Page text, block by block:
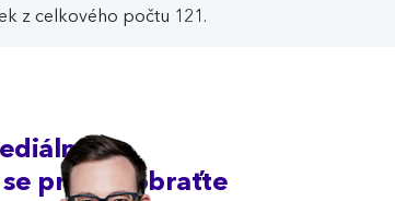
z celkového počtu 121.
prosím obraťte